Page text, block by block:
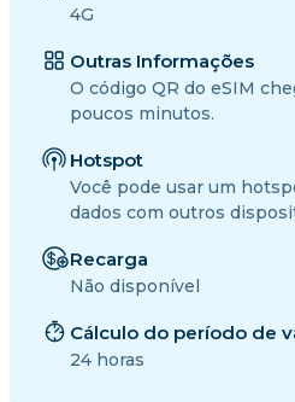
4G
Outras Informações
O código QR do eSIM
poucos minutos.
Hotspot
Você pode usar um
dados com outros
Recarga
Não disponível
Cálculo do período de
24 horas